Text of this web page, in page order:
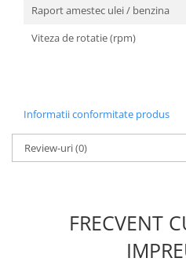
Raport amestec ulei / benzina
Viteza de rotatie (rpm)
Informatii conformitate produs
Review-uri(0)
FRECVENT